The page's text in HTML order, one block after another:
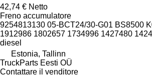
42,74 € Netto
Freno accumulatore
9254813130 05-BCT24/30-G01 BS8500
1912986 1802657 1734996 1427480
diesel
Estonia, Tallinn
TruckParts Eesti OÜ
Contattare il venditore